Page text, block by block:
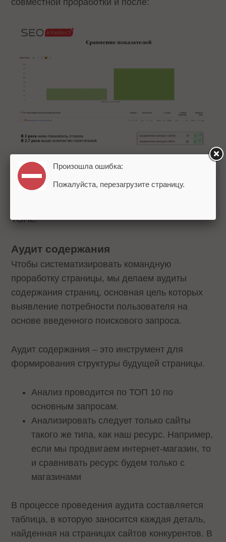
Показатель отказов снизился в 2 раза, почти в
3 раза увеличилось количество посетителей. И
ТОПе.
Аудит содержания
Чтобы систематизировать командную
проработку страницы, мы делаем аудиты
содержания страниц, основная цель которых
выявление потребности пользователя на
основе введенного поискового запроса.
Аудит содержания – это инструмент для
формирования структуры будущей страницы.
Анализ проводится по ТОП 10 по
основным запросам.
Анализировать следует только сайты
такого же типа, как наш ресурс. Например,
если мы продвигаем интернет-магазин, то
и сравнивать ресурс будем только с
магазинами
В процессе проведения аудита составляется
таблица, в которую заносится каждая деталь,
найденная на страницах сайтов конкурентов. В
Произошла ошибка:
Пожалуйста, перезагрузите страницу.